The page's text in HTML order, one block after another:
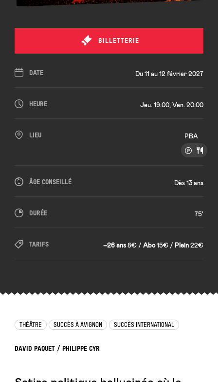
DATE Du 11 au 12 février 2027
HEURE Jeu. 19:00, Ven. 20:00
LIEU PBA
ÂGE CONSEILLÉ Dès 13 ans
DURÉE 75'
TARIFS –26 ans8€ /Abo15€ / Plein22€
BILLETTERIE
DAVID PAQUET / PHILIPPE CYR
THÉÂTRE SUCCÈS À AVIGNON SUCCÈS INTERNATIONAL